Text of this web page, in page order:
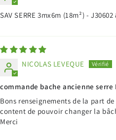
SAV SERRE 3mx6m (18m²) - J30602
NICOLAS LEVEQUE
commande bache ancienne serre
Bons renseignements de la part
content de pouvoir changer la
Merci